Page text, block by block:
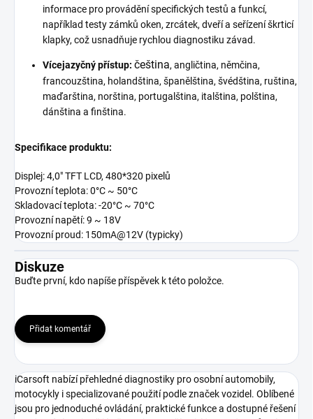
informace pro provádění specifických testů a funkcí,
například testy zámků oken, zrcátek, dveří a seřízení škrticí
klapky, což usnadňuje rychlou diagnostiku závad.
Vícejazyčný přístup: čeština, angličtina, němčina,
francouzština, holandština, španělština, švédština, ruština,
maďarština, norština, portugalština, italština, polština,
dánština a finština.
Specifikace produktu:
Displej: 4,0″ TFT LCD, 480*320 pixelů
Provozní teplota: 0°C ~ 50°C
Skladovací teplota: -20°C ~ 70°C
Provozní napětí: 9 ~ 18V
Provozní proud: 150mA@12V (typicky)
Diskuze
Buďte první, kdo napíše příspěvek k této položce.
Přidat komentář
iCarsoft nabízí přehledné diagnostiky pro osobní automobily,
motocykly i specializované použití podle značek vozidel. Oblíbené
jsou pro jednoduché ovládání, praktické funkce a dostupné řešení